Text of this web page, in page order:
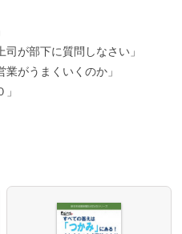
が部下に質問しなさい」
がうまくいくのか」